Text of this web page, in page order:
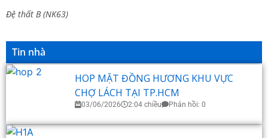
Đệ thất B (NK63)
Tin nhà
HOP MẶT ĐỒNG HƯƠNG KHU VỰC
CHỢ LÁCH TẠI TP.HCM
03/06/2026 2:04 chiều Phản hồi: 0